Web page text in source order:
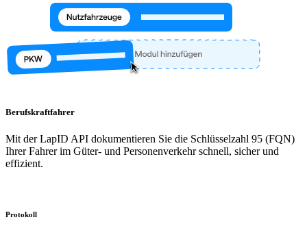
Berufskraftfahrer
Mit der LapID API dokumentieren Sie die Schlüsselzahl 95 (FQN)
Ihrer Fahrer im Güter- und Personenverkehr schnell, sicher und
effizient.
Protokoll